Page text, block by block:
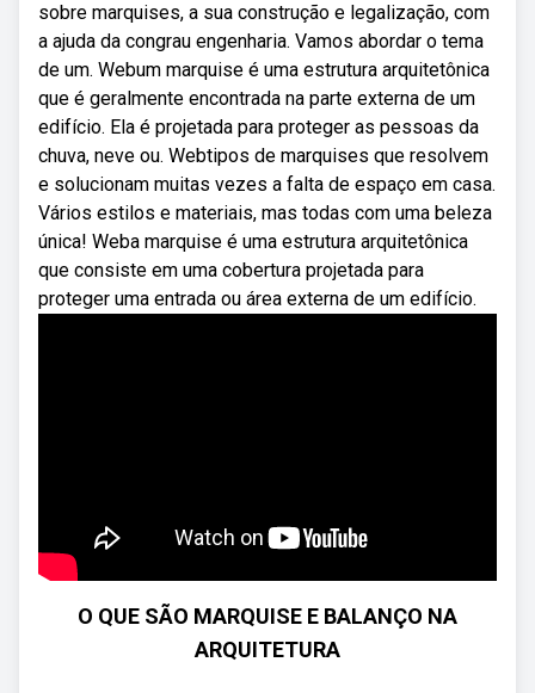
sobre marquises, a sua construção e legalização, com
a ajuda da congrau engenharia. Vamos abordar o tema
de um. Webum marquise é uma estrutura arquitetônica
que é geralmente encontrada na parte externa de um
edifício. Ela é projetada para proteger as pessoas da
chuva, neve ou. Webtipos de marquises que resolvem
e solucionam muitas vezes a falta de espaço em casa.
Vários estilos e materiais, mas todas com uma beleza
única! Weba marquise é uma estrutura arquitetônica
que consiste em uma cobertura projetada para
proteger uma entrada ou área externa de um edifício.
O QUE SÃO MARQUISE E BALANÇO NA
ARQUITETURA